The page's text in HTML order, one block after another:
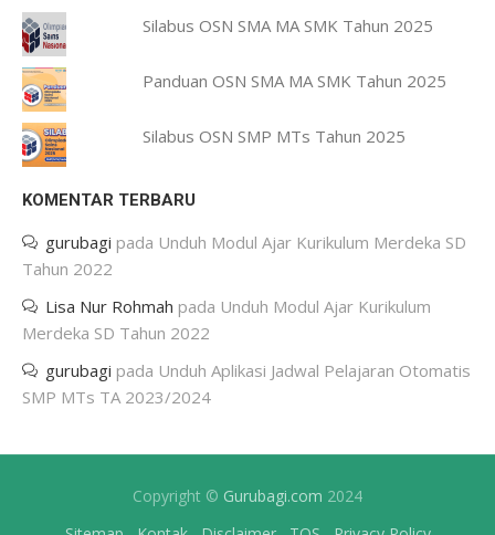
Silabus OSN SMA MA SMK Tahun 2025
Panduan OSN SMA MA SMK Tahun 2025
Silabus OSN SMP MTs Tahun 2025
KOMENTAR TERBARU
gurubagi pada Unduh Modul Ajar Kurikulum Merdeka SD
Tahun 2022
Lisa Nur Rohmah pada Unduh Modul Ajar Kurikulum
Merdeka SD Tahun 2022
gurubagi pada Unduh Aplikasi Jadwal Pelajaran Otomatis
SMP MTs TA 2023/2024
Copyright © Gurubagi.com 2024